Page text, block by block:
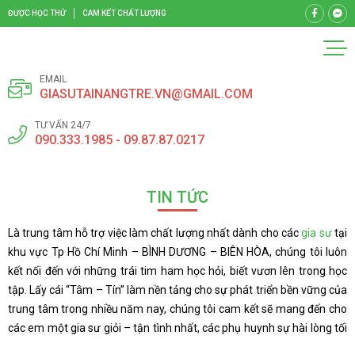
ĐƯỢC HỌC THỬ CAM KẾT CHẤT LƯỢNG
EMAIL
GIASUTAINANGTRE.VN@GMAIL.COM
TƯ VẤN 24/7
090.333.1985 - 09.87.87.0217
TIN TỨC
Là trung tâm hỗ trợ việc làm chất lượng nhất dành cho cácgia sưtại
khu vực Tp Hồ Chí Minh – BÌNH DƯƠNG – BIÊN HÒA, chúng tôi luôn
kết nối đến với những trái tim ham học hỏi, biết vươn lên trong học
tập. Lấy cái “Tâm – Tín” làm nền tảng cho sự phát triển bền vững của
trung tâm trong nhiều năm nay, chúng tôi cam kết sẽ mang đến cho
các em một gia sư giỏi – tận tình nhất, các phụ huynh sự hài lòng tối